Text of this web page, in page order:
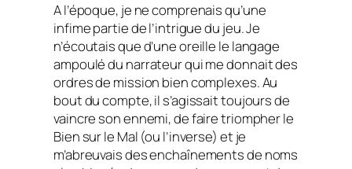
A l’époque, je ne comprenais qu’une
infime partie de l’intrigue du jeu. Je
n’écoutais que d’une oreille le langage
ampoulé du narrateur qui me donnait des
ordres de mission bien complexes. Au
bout du compte, il s’agissait toujours de
vaincre son ennemi, de faire triompher le
Bien sur le Mal (ou l’inverse) et je
m’abreuvais des enchaînements de noms